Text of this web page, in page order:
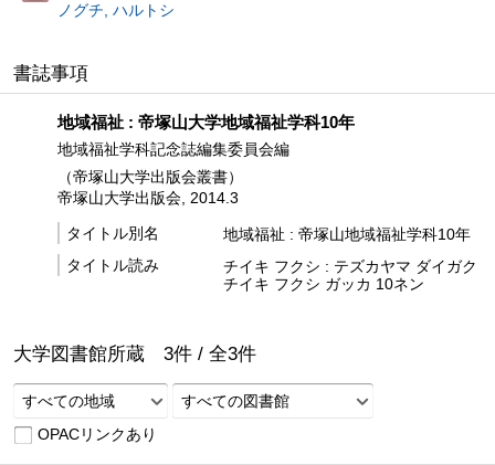
ノグチ, ハルトシ
書誌事項
地域福祉 : 帝塚山大学地域福祉学科10年
地域福祉学科記念誌編集委員会編
（帝塚山大学出版会叢書）
帝塚山大学出版会, 2014.3
タイトル別名
地域福祉 : 帝塚山地域福祉学科10年
タイトル読み
チイキ フクシ : テズカヤマ ダイガク
チイキ フクシ ガッカ 10ネン
大学図書館所蔵 3件 / 全3件
すべての地域
すべての図書館
OPACリンクあり